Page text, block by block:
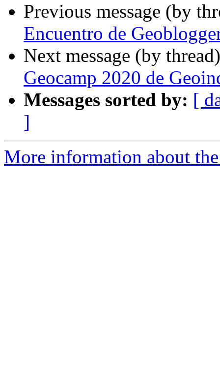
Previous message (by
Encuentro de
Next message (by
Geocamp 2020 de
Messages sorted by: [
]
More information about